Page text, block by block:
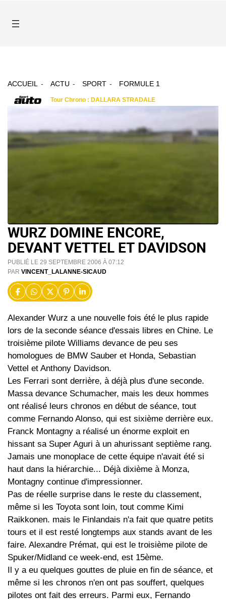
ACCUEIL ACTU SPORT FORMULE 1
WURZ DOMINE ENCORE,
DEVANT VETTEL ET DAVIDSON
PUBLIÉ LE 29 SEPTEMBRE 2006 À 07:12
PAR VINCENT_LALANNE-SICAUD
Alexander Wurz a une nouvelle fois été le plus rapide
lors de la seconde séance d'essais libres en Chine. Le
troisième pilote Williams devance de peu ses
homologues de BMW Sauber et Honda, Sebastian
Vettel et Anthony Davidson.
Les Ferrari sont derrière, à déjà plus d'une seconde.
Massa devance Schumacher, mais les deux hommes
ont réalisé leurs chronos en début de séance, tout
comme Fernando Alonso, qui est sixième derrière eux.
Franck Montagny a réalisé un énorme exploit en
hissant sa Super Aguri à un ahurissant septième rang.
Jamais une monoplace de cette équipe n'avait été si
haut dans la hiérarchie... Déjà dixième à Monza,
Montagny continue d'impressionner.
Pas de réelle surprise dans le reste du classement,
même si les Toyota sont loin, tout comme Kimi
Raikkonen. mais le Finlandais n'a fait que quatre petits
tours et il est resté longtemps aux stands avant de les
faire. Alexandre Prémat, qui est le troisième pilote de
Spuker/Midland ce week-end, est 15ème.
Il y a eu quelques gouttes de pluie en fin de séance, et
même si les chronos n'en ont pas souffert, quelques
pilotes ont fait des erreurs. Parmi eux, Fernando